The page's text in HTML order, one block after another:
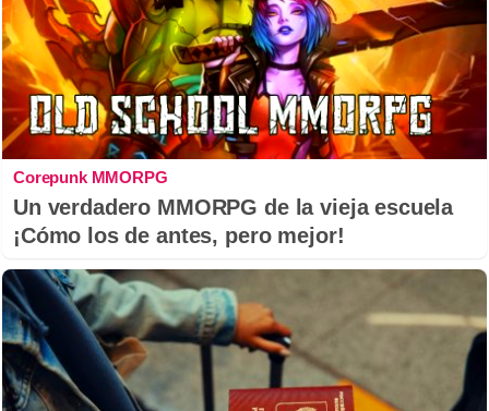
Corepunk MMORPG
Un verdadero MMORPG de la vieja escuela
¡Cómo los de antes, pero mejor!